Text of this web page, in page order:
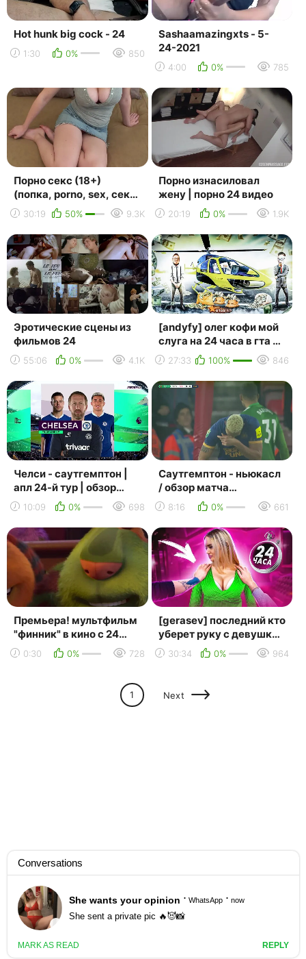
Hot hunk big cock - 24
1:30 0% 850
Sashaamazingxts - 5-
24-2021
4:00 0% 785
Порно секс (18+)
(попка, porno, sex, секс,
anal, анал, минет, big
tits, ass, teen,...
30:19 50% 9.3K
Порно изнасиловал
жену | порно 24 видео
20:19 0% 1.9K
Эротические сцены из
фильмов 24
55:06 0% 4.1K
[andyfy] олег кофи мой
слуга на 24 часа в гта 5
рп! один день
миллиардера
челлендж...
27:33 100% 846
Челси - саутгемптон |
апл 24-й тур | обзор
матча 18.02.2023
10:09 0% 698
Саутгемптон - ньюкасл
/ обзор матча
24.01.2023
8:16 0% 661
Премьера! мультфильм
"финник" в кино с 24
марта
0:30 0% 728
[gerasev] последний кто
уберет руку с девушки,
получит её на 24 часа!
челлендж!
30:34 0% 964
1 Next